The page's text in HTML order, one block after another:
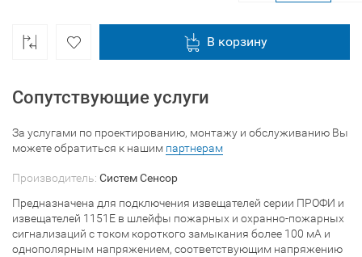
Производитель: Систем Сенсор
Предназначена для подключения извещателей серии ПРОФИ и
извещателей 1151Е в шлейфы пожарных и охранно-пожарных
сигнализаций с током короткого замыкания более 100 мА и
однополярным напряжением, соответствующим напряжению
В корзину
Сопутствующие услуги
За услугами по проектированию, монтажу и обслуживанию Вы
можете обратиться к нашим партнерам